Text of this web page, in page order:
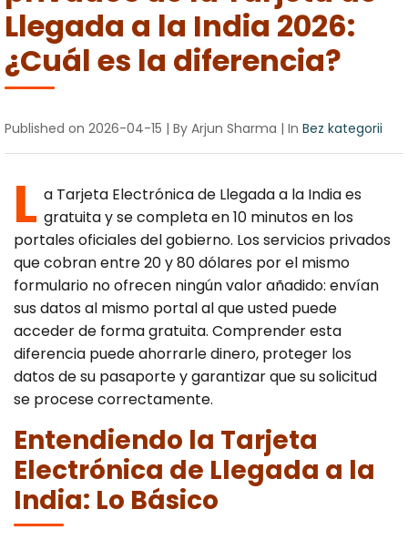
Error Correction
Missed Deadline
Canada
EU Citizens
NRI Guide
Bangalore
Languages
Llegada a la India 2026:
¿Cuál es la diferencia?
Published on 2026-04-15 | By Arjun Sharma | In Bez kategorii
L a Tarjeta Electrónica de Llegada a la India es
gratuita y se completa en 10 minutos en los
portales oficiales del gobierno. Los servicios privados
que cobran entre 20 y 80 dólares por el mismo
formulario no ofrecen ningún valor añadido: envían
sus datos al mismo portal al que usted puede
acceder de forma gratuita. Comprender esta
diferencia puede ahorrarle dinero, proteger los
datos de su pasaporte y garantizar que su solicitud
se procese correctamente.
Entendiendo la Tarjeta
Electrónica de Llegada a la
India: Lo Básico